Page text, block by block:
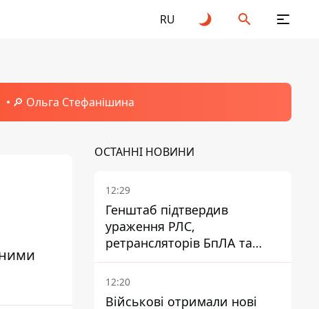
RU
🔎 Ольга Стефанішина
ОСТАННІ НОВИНИ
12:29
Генштаб підтвердив
ураження РЛС,
ретрансляторів БпЛА та
інших військових об'єктів
РФ у Криму й на півдні
12:20
Військові отримали нові